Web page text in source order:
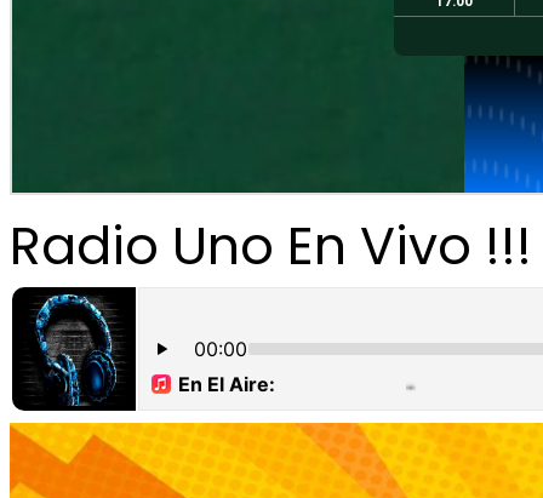
Radio Uno En Vivo !!!